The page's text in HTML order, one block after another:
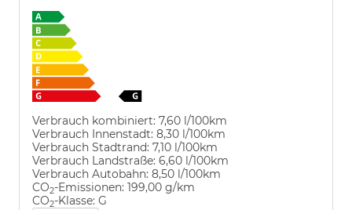
Verbrauch kombiniert: 7,60 l/100km
Verbrauch Innenstadt: 8,30 l/100km
Verbrauch Stadtrand: 7,10 l/100km
Verbrauch Landstraße: 6,60 l/100km
Verbrauch Autobahn: 8,50 l/100km
CO2-Emissionen: 199,00 g/km
CO2-Klasse: G